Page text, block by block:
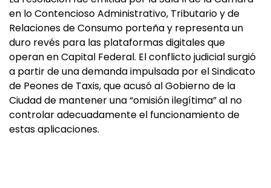
en lo Contencioso Administrativo, Tributario y de
Relaciones de Consumo porteña y representa un
duro revés para las plataformas digitales que
operan en Capital Federal. El conflicto judicial surgió
a partir de una demanda impulsada por el Sindicato
de Peones de Taxis, que acusó al Gobierno de la
Ciudad de mantener una “omisión ilegítima” al no
controlar adecuadamente el funcionamiento de
estas aplicaciones.